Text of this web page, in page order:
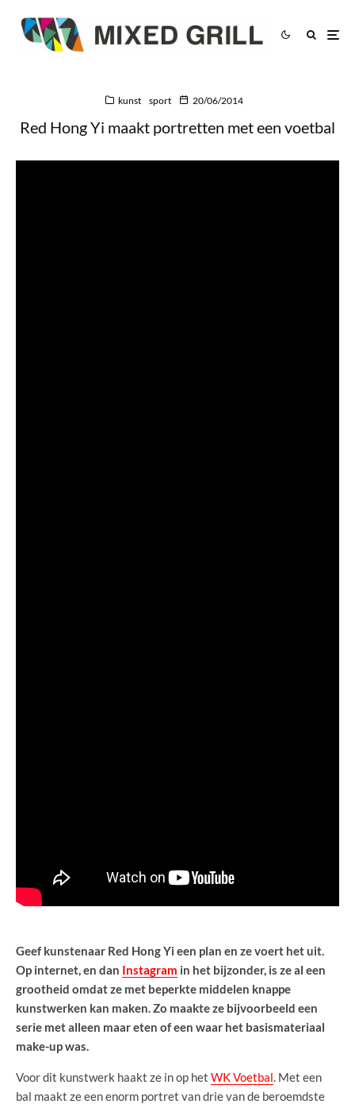
kunst sport 20/06/2014
Red Hong Yi maakt portretten met een voetbal
Geef kunstenaar Red Hong Yi een plan en ze voert het uit.
Op internet, en dan Instagram in het bijzonder, is ze al een
grootheid omdat ze met beperkte middelen knappe
kunstwerken kan maken. Zo maakte ze bijvoorbeeld een
serie met alleen maar eten of een waar het basismateriaal
make-up was.
Voor dit kunstwerk haakt ze in op het WK Voetbal. Met een
bal maakt ze een enorm portret van drie van de beroemdste